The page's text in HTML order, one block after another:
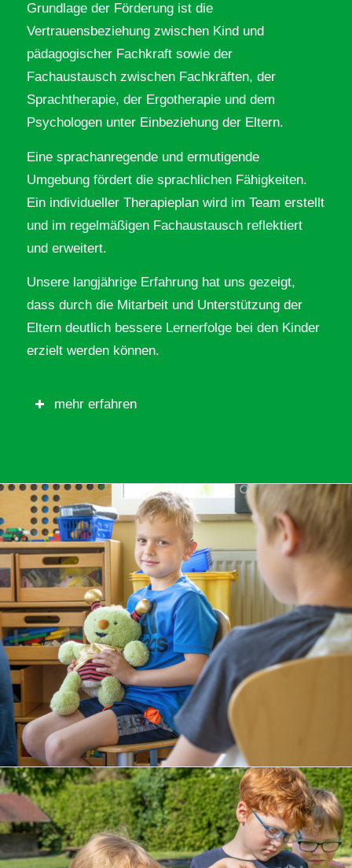
Grundlage der Förderung ist die
Vertrauensbeziehung zwischen Kind und
pädagogischer Fachkraft sowie der
Fachaustausch zwischen Fachkräften, der
Sprachtherapie, der Ergotherapie und dem
Psychologen unter Einbeziehung der Eltern.
Eine sprachanregende und ermutigende
Umgebung fördert die sprachlichen Fähigkeiten.
Ein individueller Therapieplan wird im Team erstellt
und im regelmäßigen Fachaustausch reflektiert
und erweitert.
Unsere langjährige Erfahrung hat uns gezeigt,
dass durch die Mitarbeit und Unterstützung der
Eltern deutlich bessere Lernerfolge bei den Kinder
erzielt werden können.
mehr erfahren